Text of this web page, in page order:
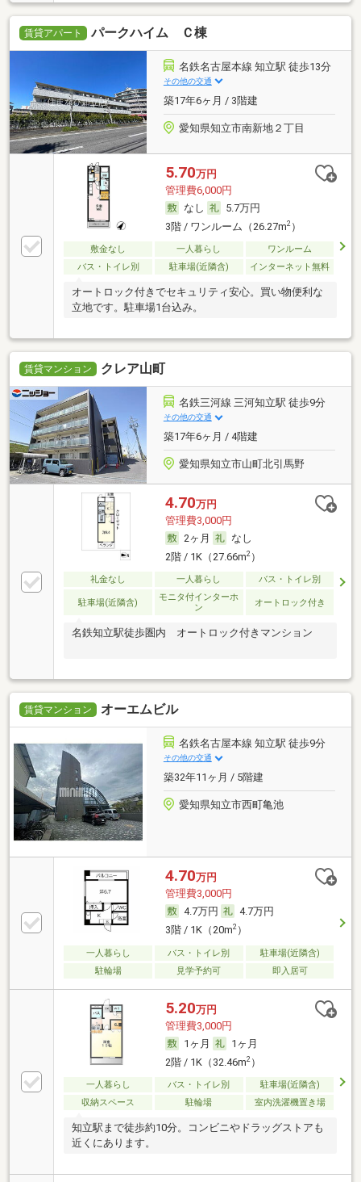
賃貸アパート パークハイム Ｃ棟
名鉄名古屋本線 知立駅 徒歩13分
その他の交通
築17年6ヶ月 / 3階建
愛知県知立市南新地２丁目
5.70万円
管理費6,000円
なし
5.7万円
3階 / ワンルーム（26.27m2）
敷金なし 一人暮らし
ワンルーム
バス・トイレ別
駐車場(近隣含) インターネット無料
オートロック付きでセキュリティ安心。買い物便利な
立地です。駐車場1台込み。
賃貸マンション クレア山町
名鉄三河線 三河知立駅 徒歩9分
その他の交通
築17年6ヶ月 / 4階建
愛知県知立市山町北引馬野
4.70万円
管理費3,000円
2ヶ月
なし
2階 / 1K（27.66m2）
礼金なし 一人暮らし バス・トイレ別
駐車場(近隣含)
モニタ付インターホ
ン
オートロック付き
名鉄知立駅徒歩圏内 オートロック付きマンション
賃貸マンション オーエムビル
名鉄名古屋本線 知立駅 徒歩9分
その他の交通
築32年11ヶ月 / 5階建
愛知県知立市西町亀池
4.70万円
管理費3,000円
4.7万円
4.7万円
3階 / 1K（20m2）
一人暮らし バス・トイレ別
駐車場(近隣含)
駐輪場
見学予約可 即入居可
5.20万円
管理費3,000円
1ヶ月
1ヶ月
2階 / 1K（32.46m2）
一人暮らし バス・トイレ別
駐車場(近隣含)
収納スペース
駐輪場 室内洗濯機置き場
知立駅まで徒歩約10分。コンビニやドラッグストアも
近くにあります。